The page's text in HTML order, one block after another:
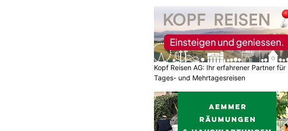
Kopf Reisen AG: Ihr erfahrener Partner für
Tages- und Mehrtagesreisen